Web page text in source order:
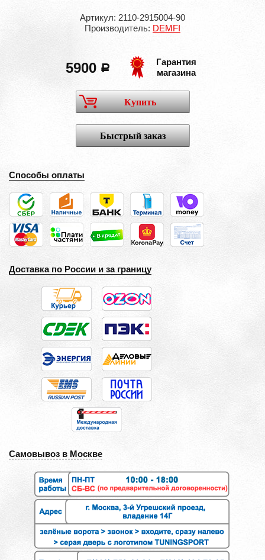
Артикул: 2110-2915004-90
Производитель: DEMFI
5900 a
Гарантия
магазина
Купить
Быстрый заказ
Способы оплаты
Доставка по России и за границу
Самовывоз в Москве